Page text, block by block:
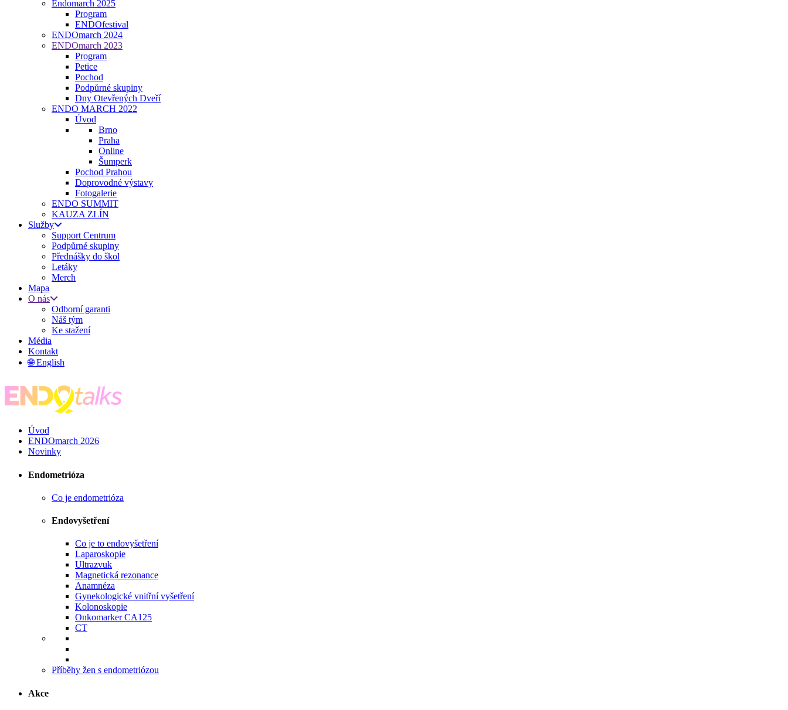
Endomarch 2025
Program
ENDOfestival
ENDOmarch 2024
ENDOmarch 2023
Program
Petice
Pochod
Podpůrné skupiny
Dny Otevřených Dveří
ENDO MARCH 2022
Úvod
Brno
Praha
Online
Šumperk
Pochod Prahou
Doprovodné výstavy
Fotogalerie
ENDO SUMMIT
KAUZA ZLÍN
Služby
Support Centrum
Podpůrné skupiny
Přednášky do škol
Letáky
Merch
Mapa
O nás
Odborní garanti
Náš tým
Ke stažení
Média
Kontakt
🌐 English
Úvod
ENDOmarch 2026
Novinky
Endometrióza
Co je endometrióza
Endovyšetření
Co je to endovyšetření
Laparoskopie
Ultrazvuk
Magnetická rezonance
Anamnéza
Gynekologické vnitřní vyšetření
Kolonoskopie
Onkomarker CA125
CT
Příběhy žen s endometriózou
Akce